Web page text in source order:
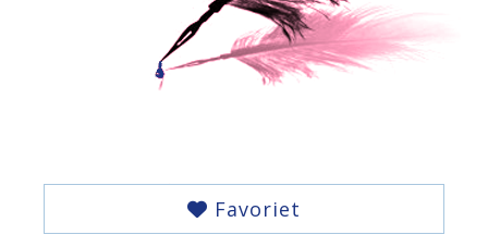
Favoriet